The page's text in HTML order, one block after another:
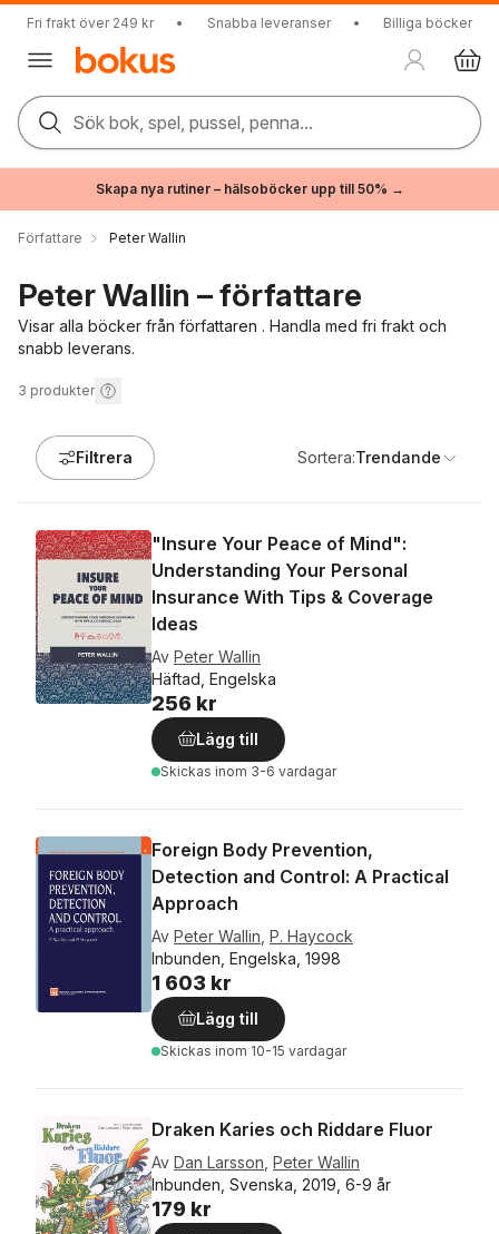
Fri frakt över 249 kr • Snabba leveranser • Billiga böcker
Sök bok, spel, pussel, penna...
Skapa nya rutiner – hälsoböcker upp till 50% →
Författare Peter Wallin
Peter Wallin – författare
Visar alla böcker från författaren . Handla med fri frakt och
snabb leverans.
3 produkter
Filtrera Sortera:Trendande
"Insure Your Peace of Mind":
Understanding Your Personal
Insurance With Tips & Coverage
Ideas
Av Peter Wallin
Häftad, Engelska
256 kr
Lägg till
Skickas inom 3-6 vardagar
Foreign Body Prevention,
Detection and Control: A Practical
Approach
Av Peter Wallin P. Haycock
Inbunden, Engelska, 1998
1 603 kr
Lägg till
Skickas inom 10-15 vardagar
Draken Karies och Riddare Fluor
Av Dan Larsson Peter Wallin
Inbunden, Svenska, 2019, 6-9 år
179 kr